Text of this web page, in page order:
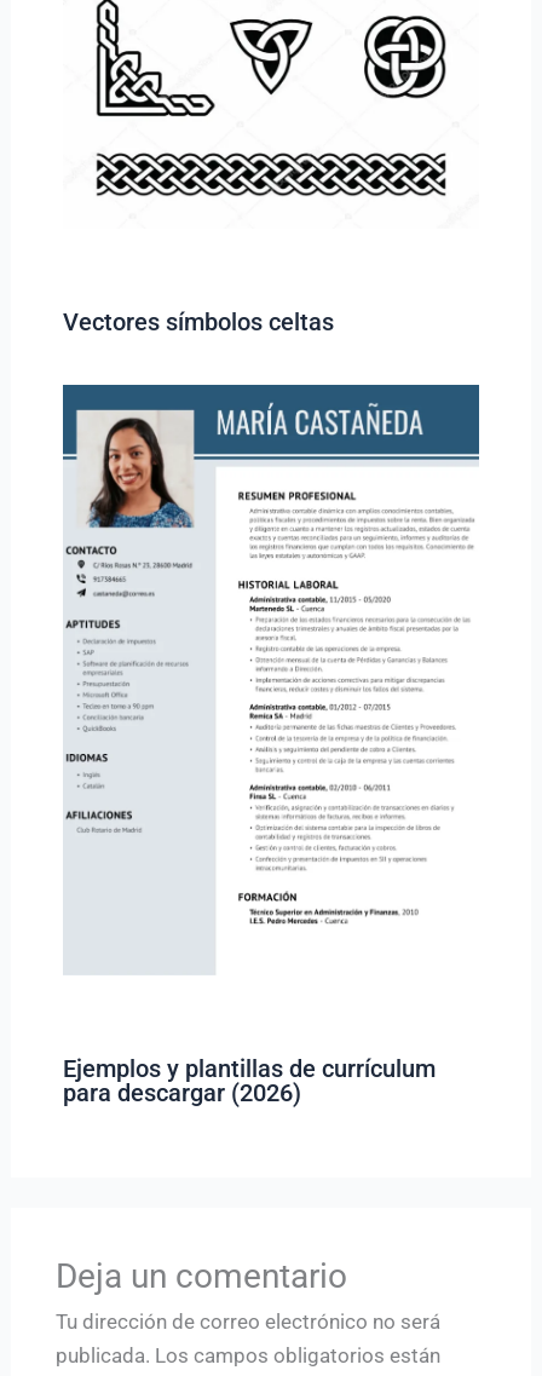
Vectores símbolos celtas
Ejemplos y plantillas de currículum
para descargar (2026)
Deja un comentario
Tu dirección de correo electrónico no será
publicada. Los campos obligatorios están